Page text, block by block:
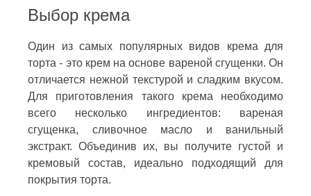
Выбор крема
Один из самых популярных видов крема для
торта - это крем на основе вареной сгущенки. Он
отличается нежной текстурой и сладким вкусом.
Для приготовления такого крема необходимо
всего несколько ингредиентов: вареная
сгущенка, сливочное масло и ванильный
экстракт. Объединив их, вы получите густой и
кремовый состав, идеально подходящий для
покрытия торта.